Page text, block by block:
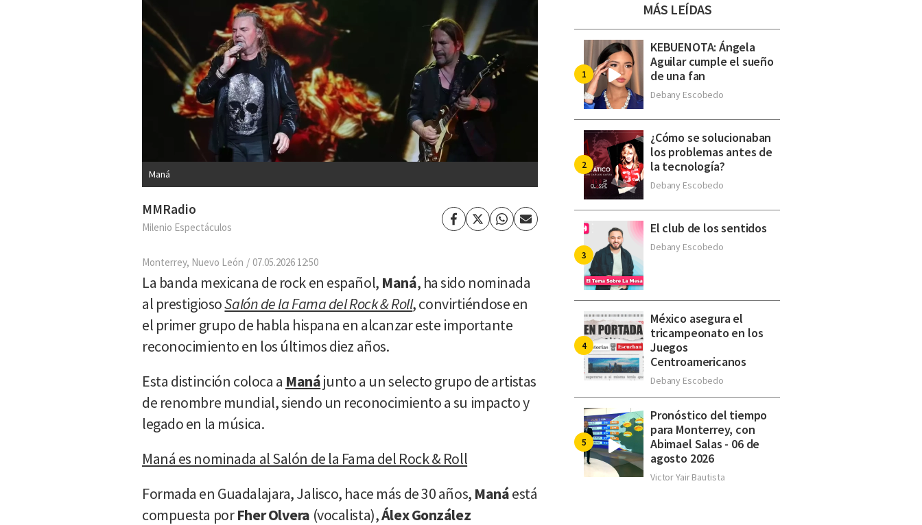
Maná
MMRadio
Milenio Espectáculos Facebook
TwitterWhatsapp
Enviar
Monterrey, Nuevo León 07.05.2026 12:50
La banda mexicana de rock en español, Maná, ha sido nominada
al prestigiosoSalón de la Fama del Rock & Roll, convirtiéndose en
el primer grupo de habla hispana en alcanzar este importante
reconocimiento en los últimos diez años.
Esta distinción coloca a Manájunto a un selecto grupo de artistas
de renombre mundial, siendo un reconocimiento a su impacto y
legado en la música.
Maná es nominada al Salón de la Fama del Rock & Roll
Formada en Guadalajara, Jalisco, hace más de 30 años, Manáestá
compuesta porFher Olvera (vocalista),Álex González
MÁS LEÍDAS
KEBUENOTA: Ángela
Aguilar cumple el sueño
de una fan
Debany Escobedo
¿Cómo se solucionaban
los problemas antes de
la tecnología?
Debany Escobedo
El club de los sentidos
Debany Escobedo
México asegura el
tricampeonato en los
Juegos
Centroamericanos
Debany Escobedo
Pronóstico del tiempo
para Monterrey, con
Abimael Salas - 06 de
agosto 2026
Victor Yair Bautista